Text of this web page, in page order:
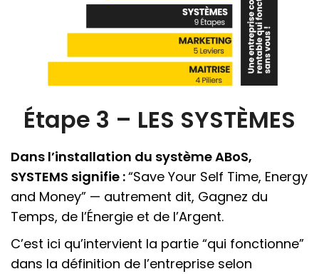
Étape 3 – LES SYSTÈMES
Dans l’installation du système ABoS,
SYSTEMS signifie :“Save Your Self Time, Energy
and Money” — autrement dit, Gagnez du
Temps, de l’Énergie et de l’Argent.
C’est ici qu’intervient la partie “qui fonctionne”
dans la définition de l’entreprise selon